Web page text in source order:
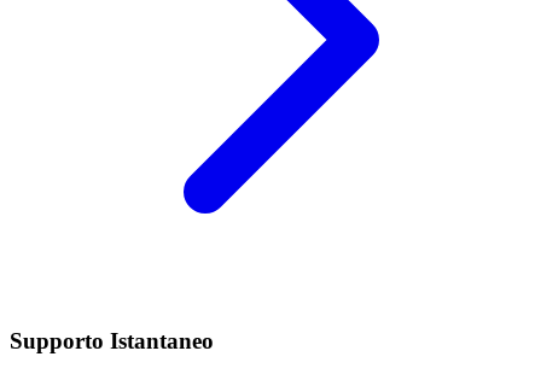
Supporto Istantaneo